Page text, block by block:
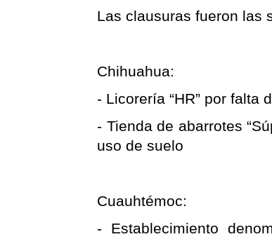
Las clausuras fueron las
Chihuahua:
- Licorería “HR” por falta
- Tienda de abarrotes
uso de suelo
Cuauhtémoc:
- Establecimiento